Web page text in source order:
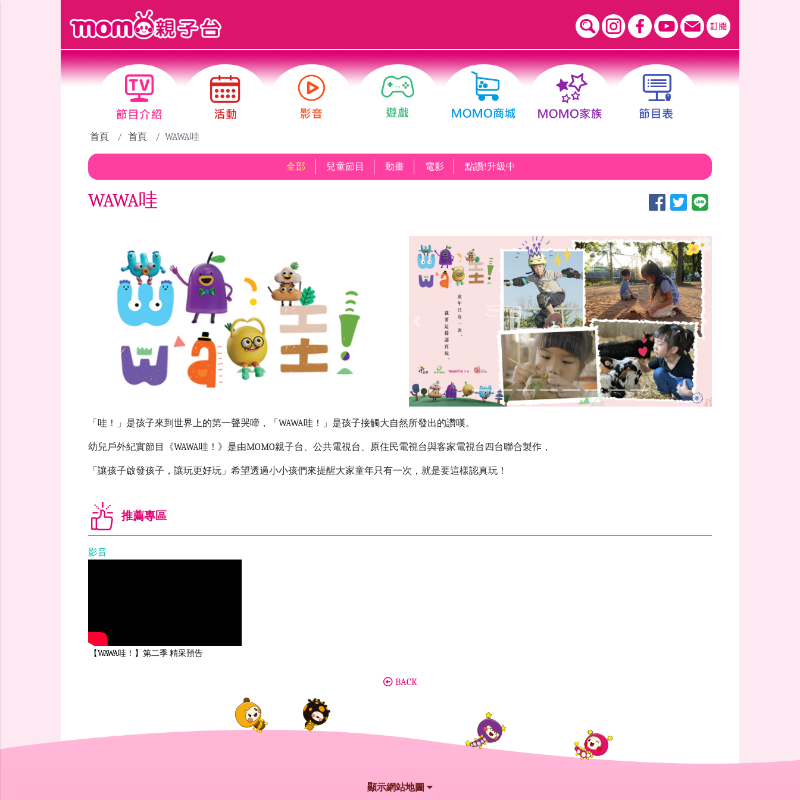
首頁 首頁 WAWA哇
全部 兒童節目 動畫 電影 點讚!升級中
WAWA哇
Previous Next
「哇！」是孩子來到世界上的第一聲哭啼，「WAWA哇！」是孩子接觸大自然所發出的讚嘆。
幼兒戶外紀實節目《WAWA哇！》是由MOMO親子台、公共電視台、原住民電視台與客家電視台四台聯合製作，
「讓孩子啟發孩子，讓玩更好玩」希望透過小小孩們來提醒大家童年只有一次，就是要這樣認真玩！
推薦專區
影音
【WAWA哇！】第二季 精采預告
BACK
顯示網站地圖